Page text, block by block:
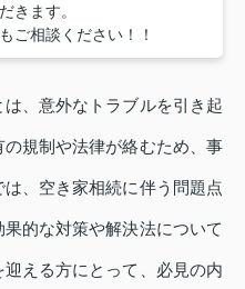
きます。
ご相談ください！！
、意外なトラブルを引き起
規制や法律が絡むため、事
、空き家相続に伴う問題点
的な対策や解決法について
える方にとって、必見の内